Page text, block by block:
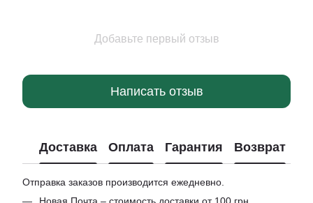
Добавьте первый отзыв
Написать отзыв
Доставка Оплата Гарантия Возврат
Отправка заказов производится ежедневно.